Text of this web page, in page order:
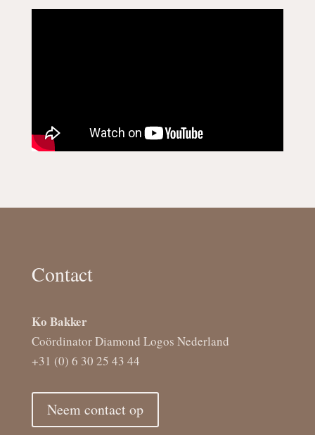
Contact
Ko Bakker
Coördinator Diamond Logos Nederland
+31 (0) 6 30 25 43 44
Neem contact op